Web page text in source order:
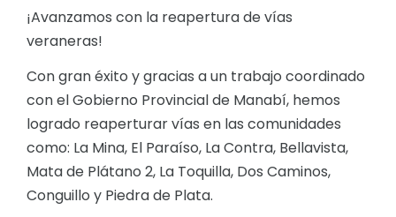
Plan Operativo Anual - POA
Convenios Institucionales
PRESUPUESTO: EJECUCIÓN Y REPORTES
Cédulas presupuestarias y balances
Procesos de contratación
Ejecución Presupuestaria
Obras y proyectos
¡Avanzamos con la reapertura de vías
veraneras!
Con gran éxito y gracias a un trabajo coordinado
con el Gobierno Provincial de Manabí, hemos
logrado reaperturar vías en las comunidades
como: La Mina, El Paraíso, La Contra, Bellavista,
Mata de Plátano 2, La Toquilla, Dos Caminos,
Conguillo y Piedra de Plata.